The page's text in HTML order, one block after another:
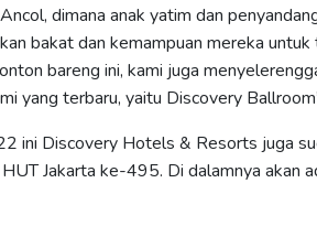
dimana anak yatim dan
bakat dan kemampuan mereka
bareng ini, kami juga
yang terbaru, yaitu Discovery
ini Discovery Hotels & Resorts juga
Jakarta ke-495. Di dalamnya akan